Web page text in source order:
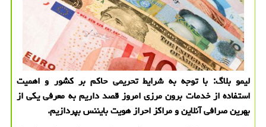
لیمو بلاگ: با توجه به شرایط تحریمی حاكم بر كشور و اهمیت
استفاده از خدمات برون مرزی امروز قصد داریم به معرفی یكی از
بهرین صرافی آنلاین و مراكز احراز هویت بایننس بپردازیم.